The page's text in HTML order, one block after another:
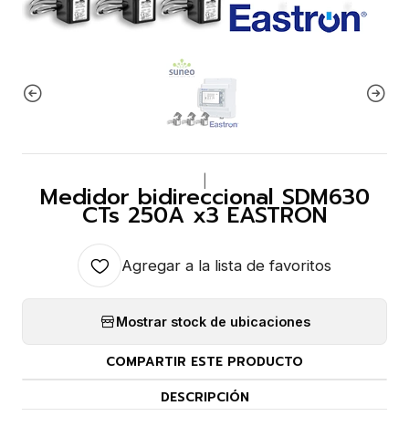
Medidor bidireccional SDM630
CTs 250A x3 EASTRON
Agregar a la lista de favoritos
Mostrar stock de ubicaciones
COMPARTIR ESTE PRODUCTO
DESCRIPCIÓN